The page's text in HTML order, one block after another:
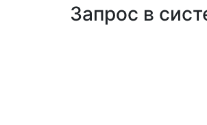
Запрос в